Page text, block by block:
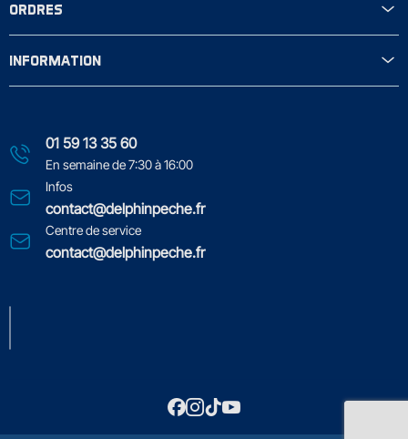
01 59 13 35 60
En semaine de 7:30 à 16:00
Infos
contact@delphinpeche.fr
Centre de service
contact@delphinpeche.fr
ORDRES
INFORMATION